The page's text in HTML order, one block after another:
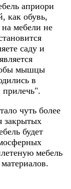
априори
как обувь,
мебели не
саду и
мышцы
в
прилечь".
чуть более
закрытых
будет
мебель